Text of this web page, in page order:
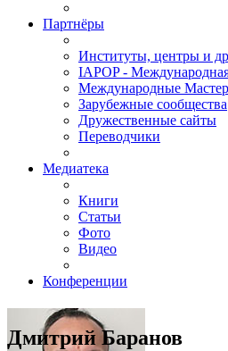
Партнёры
Институты, центры и
IAPOP -
Международные
Зарубежные сообщества
Дружественные сайты
Переводчики
Медиатека
Книги
Статьи
Фото
Видео
Конференции
Дмитрий Баранов